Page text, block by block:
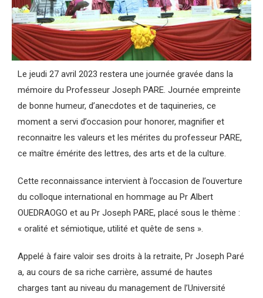
Le jeudi 27 avril 2023 restera une journée gravée dans la
mémoire du Professeur Joseph PARE. Journée empreinte
de bonne humeur, d’anecdotes et de taquineries, ce
moment a servi d’occasion pour honorer, magnifier et
reconnaitre les valeurs et les mérites du professeur PARE,
ce maître émérite des lettres, des arts et de la culture.
Cette reconnaissance intervient à l’occasion de l’ouverture
du colloque international en hommage au Pr Albert
OUEDRAOGO et au Pr Joseph PARE, placé sous le thème :
« oralité et sémiotique, utilité et quête de sens ».
Appelé à faire valoir ses droits à la retraite, Pr Joseph Paré
a, au cours de sa riche carrière, assumé de hautes
charges tant au niveau du management de l’Université